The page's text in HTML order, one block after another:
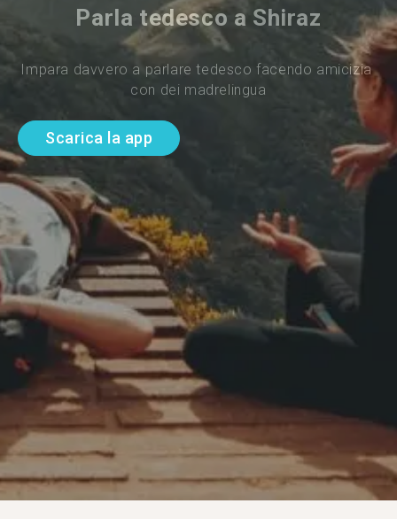
Parla tedesco a Shiraz
Impara davvero a parlare tedesco facendo amicizia
con dei madrelingua
Scarica la app